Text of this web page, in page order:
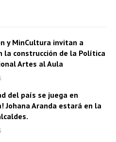
y MinCultura invitan a
la construcción de la Política
Artes al Aula
del país se juega en
Johana Aranda estará en la